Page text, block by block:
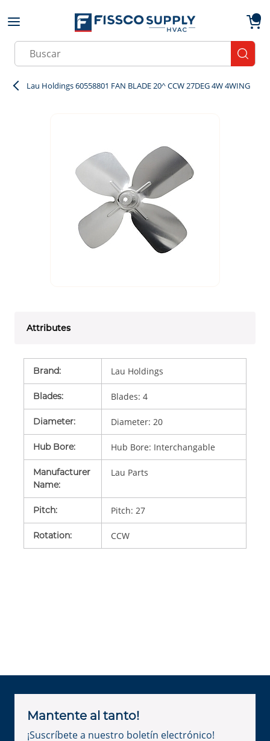
Skip to main content
Site Search
Lau Holdings 60558801 FAN BLADE 20^ CCW 27DEG 4W 4WING
Attributes
Brand: Lau Holdings
Blades: Blades: 4
Diameter: Diameter: 20
Hub Bore: Hub Bore: Interchangable
Manufacturer
Name:
Lau Parts
Pitch: Pitch: 27
Rotation: CCW
Mantente al tanto!
¡Suscríbete a nuestro boletín electrónico!